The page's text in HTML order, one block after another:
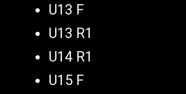
U13 F
U13 R1
U14 R1
U15 F